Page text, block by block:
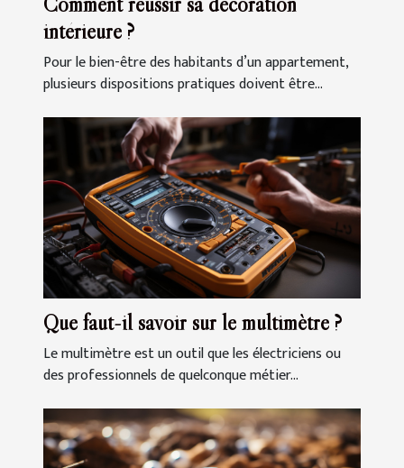
intérieure ?
Pour le bien-être des habitants d’un appartement,
plusieurs dispositions pratiques doivent être...
Que faut-il savoir sur le multimètre ?
Le multimètre est un outil que les électriciens ou
des professionnels de quelconque métier...